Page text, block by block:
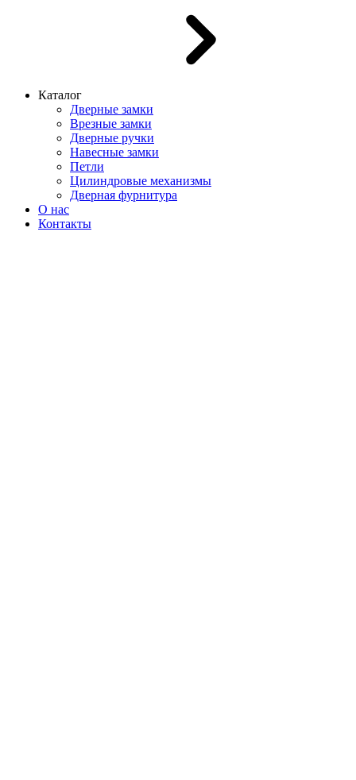
Каталог
Дверные замки
Врезные замки
Дверные ручки
Навесные замки
Петли
Цилиндровые механизмы
Дверная фурнитура
О нас
Контакты